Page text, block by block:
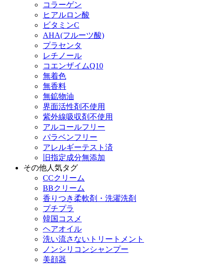
コラーゲン
ヒアルロン酸
ビタミンC
AHA(フルーツ酸)
プラセンタ
レチノール
コエンザイムQ10
無着色
無香料
無鉱物油
界面活性剤不使用
紫外線吸収剤不使用
アルコールフリー
パラベンフリー
アレルギーテスト済
旧指定成分無添加
その他人気タグ
CCクリーム
BBクリーム
香りつき柔軟剤・洗濯洗剤
プチプラ
韓国コスメ
ヘアオイル
洗い流さないトリートメント
ノンシリコンシャンプー
美顔器